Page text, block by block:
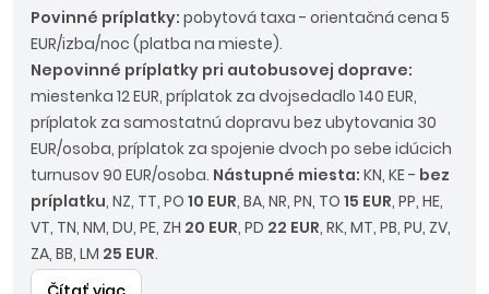
Povinné príplatky: pobytová taxa - orientačná cena 5
EUR/izba/noc (platba na mieste).
Nepovinné príplatky pri autobusovej doprave:
miestenka 12 EUR, príplatok za dvojsedadlo 140 EUR,
príplatok za samostatnú dopravu bez ubytovania 30
EUR/osoba, príplatok za spojenie dvoch po sebe idúcich
turnusov 90 EUR/osoba. Nástupné miesta: KN, KE - bez
príplatku, NZ, TT, PO 10 EUR, BA, NR, PN, TO 15 EUR, PP, HE,
VT, TN, NM, DU, PE, ZH 20 EUR, PD 22 EUR, RK, MT, PB, PU, ZV,
ZA, BB, LM 25 EUR.